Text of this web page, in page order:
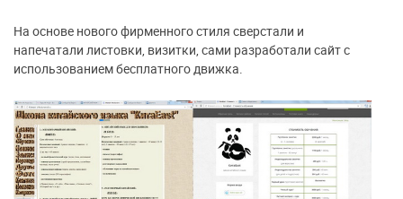
На основе нового фирменного стиля сверстали и
напечатали листовки, визитки, сами разработали сайт с
использованием бесплатного движка.